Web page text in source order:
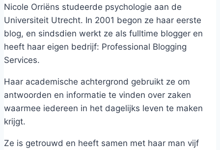
Nicole Orriëns studeerde psychologie aan de
Universiteit Utrecht. In 2001 begon ze haar eerste
blog, en sindsdien werkt ze als fulltime blogger en
heeft haar eigen bedrijf: Professional Blogging
Services.
Haar academische achtergrond gebruikt ze om
antwoorden en informatie te vinden over zaken
waarmee iedereen in het dagelijks leven te maken
krijgt.
Ze is getrouwd en heeft samen met haar man vijf